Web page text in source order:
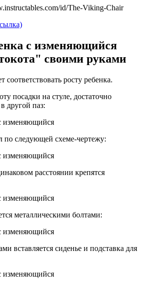
id/The-Viking-Chair
с изменяющийся
своими руками
соответствовать росту ребенка.
посадки на стуле, достаточно
другой паз:
по следующей схеме-чертежу:
расстоянии крепятся
металлическими болтами:
вставляется сиденье и подставка для